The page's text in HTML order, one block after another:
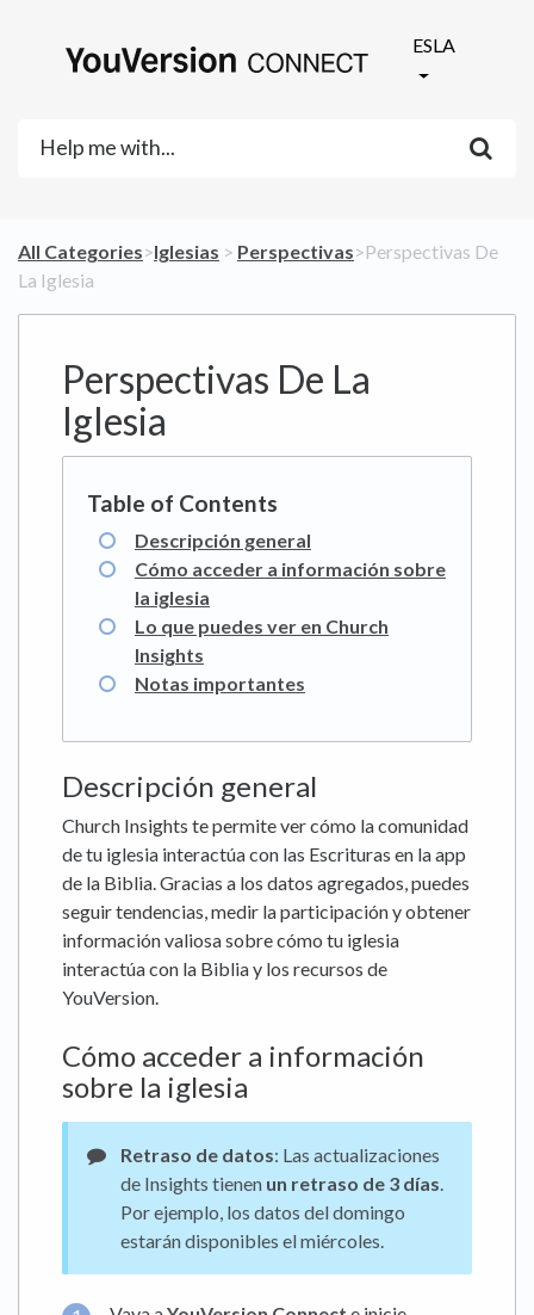
ESLA
All Categories​>​​Iglesias ​ > ​ ​Perspectivas​>​ Perspectivas De
La Iglesia
Perspectivas De La
Iglesia
Descripción general
Cómo acceder a información sobre
la iglesia
Lo que puedes ver en Church
Insights
Notas importantes
Descripción general
Church Insights te permite ver cómo la comunidad
de tu iglesia interactúa con las Escrituras en la app
de la Biblia. Gracias a los datos agregados, puedes
seguir tendencias, medir la participación y obtener
información valiosa sobre cómo tu iglesia
interactúa con la Biblia y los recursos de
YouVersion.
Cómo acceder a información
sobre la iglesia
Retraso de datos: Las actualizaciones
de Insights tienen un retraso de 3 días.
Por ejemplo, los datos del domingo
estarán disponibles el miércoles.